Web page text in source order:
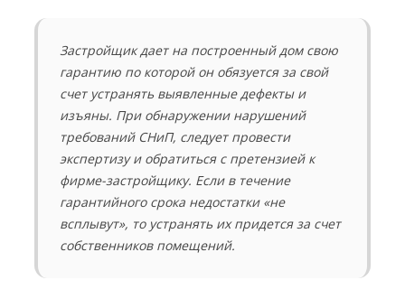
Застройщик дает на построенный дом свою
гарантию по которой он обязуется за свой
счет устранять выявленные дефекты и
изъяны. При обнаружении нарушений
требований СНиП, следует провести
экспертизу и обратиться с претензией к
фирме-застройщику. Если в течение
гарантийного срока недостатки «не
всплывут», то устранять их придется за счет
собственников помещений.